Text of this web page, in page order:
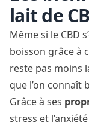
lait de
Même si le CBD
boisson grâce à
reste pas moins
que l’on connaît
Grâce à ses
stress et